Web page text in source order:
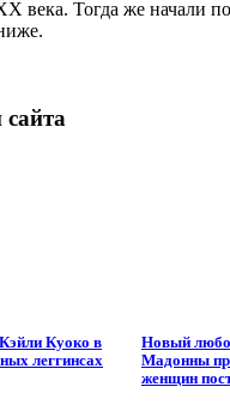
века. Тогда же начали
Куоко в
леггинсах
Новый
Мадонны
женщин